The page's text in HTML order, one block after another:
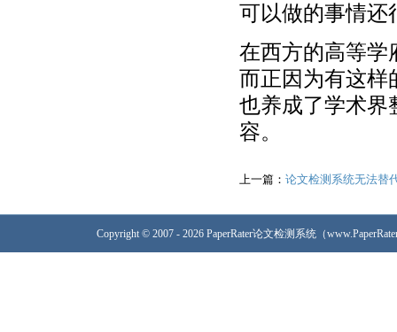
可以做的事情还
在西方的高等学
而正因为有这样
也养成了学术界
容。
上一篇： 论文检测系统无法替
Copyright © 2007 - 2026 PaperRater论文检测系统（